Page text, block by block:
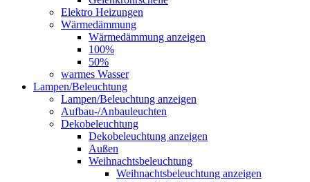
Elektro Heizungen
Wärmedämmung
Wärmedämmung anzeigen
100%
50%
warmes Wasser
Lampen/Beleuchtung
Lampen/Beleuchtung anzeigen
Aufbau-/Anbauleuchten
Dekobeleuchtung
Dekobeleuchtung anzeigen
Außen
Weihnachtsbeleuchtung
Weihnachtsbeleuchtung anzeigen